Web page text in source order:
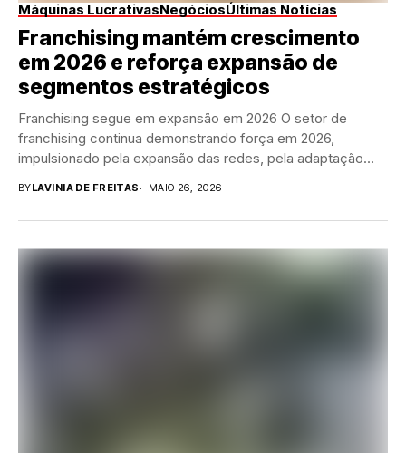
Máquinas LucrativasNegóciosÚltimas Notícias
Franchising mantém crescimento
em 2026 e reforça expansão de
segmentos estratégicos
Franchising segue em expansão em 2026 O setor de
franchising continua demonstrando força em 2026,
impulsionado pela expansão das redes, pela adaptação
BYLAVINIA DE FREITAS MAIO 26, 2026